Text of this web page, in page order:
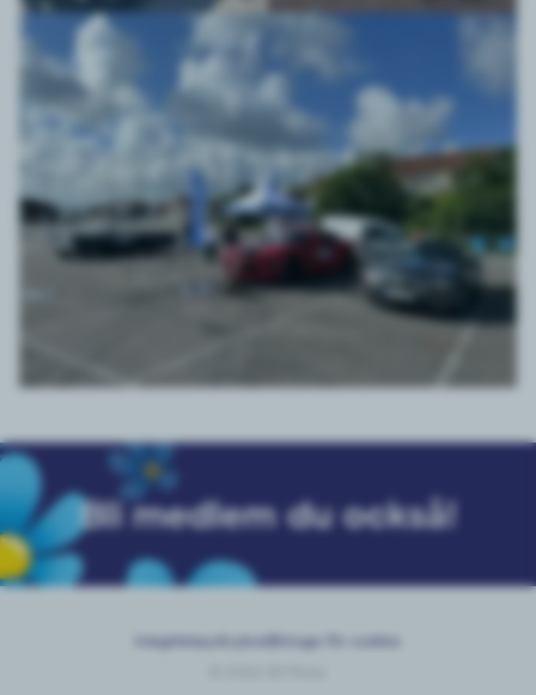
Bli medlem du också!
Integritetspolicy
Inställningar för cookies